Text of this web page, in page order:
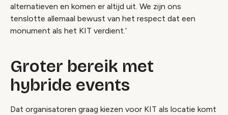
alternatieven en komen er altijd uit. We zijn ons
tenslotte allemaal bewust van het respect dat een
monument als het KIT verdient.’
Groter bereik met
hybride events
Dat organisatoren graag kiezen voor KIT als locatie komt